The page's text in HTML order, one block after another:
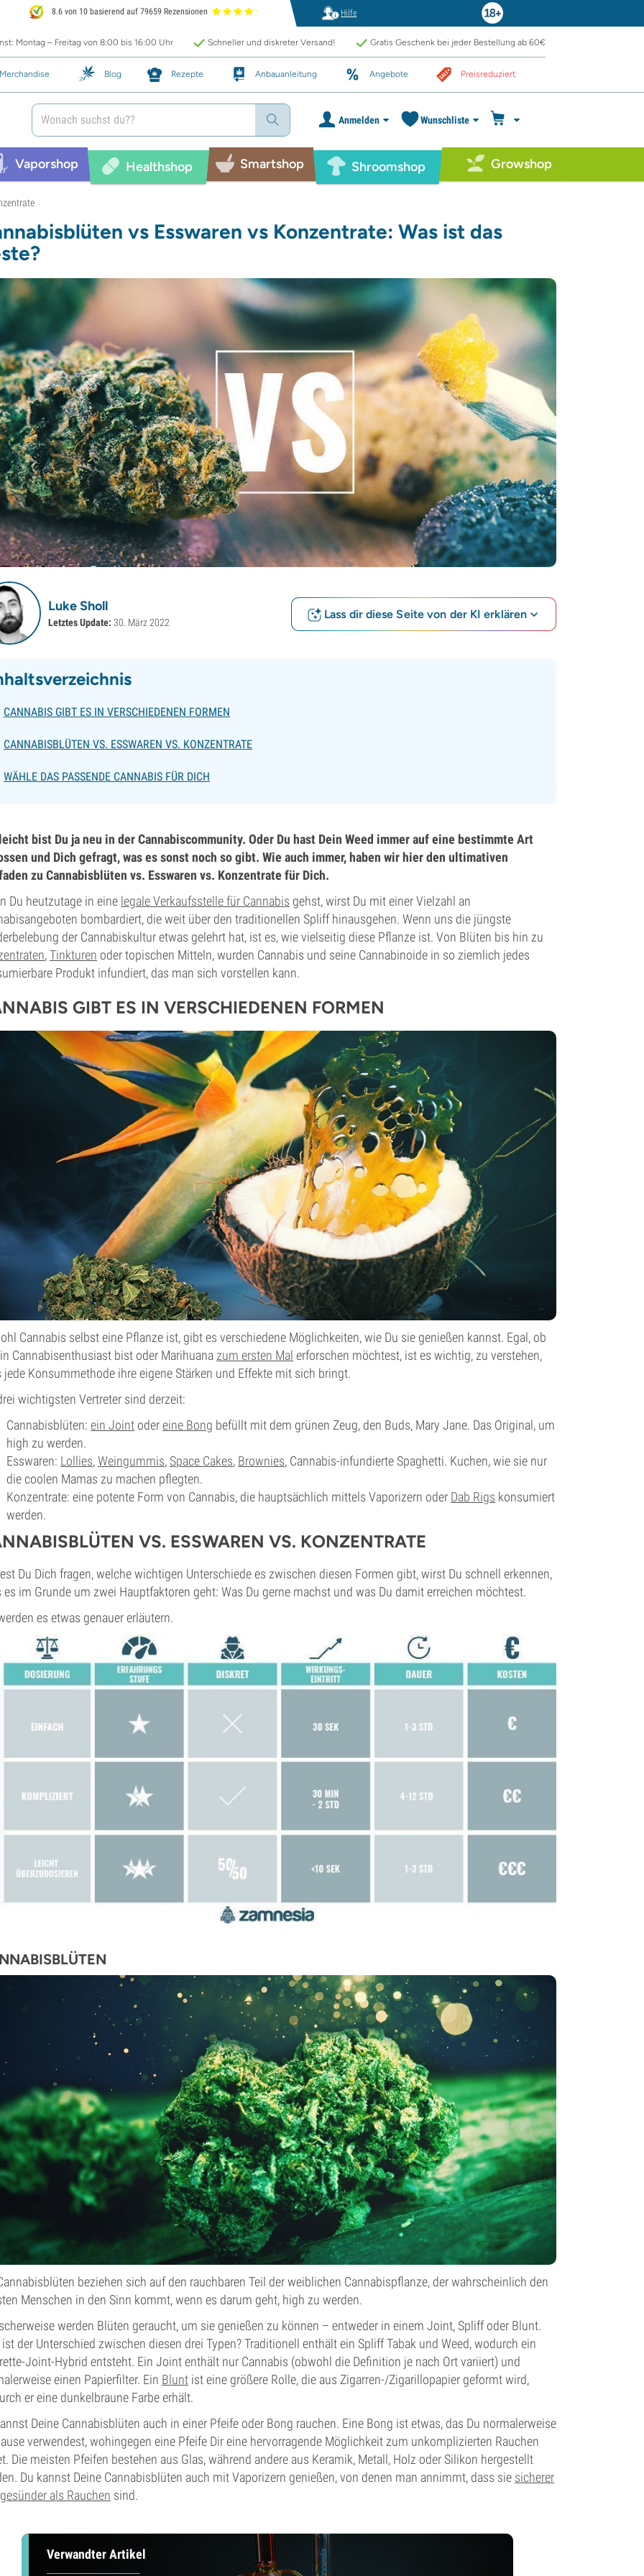
8.6 von 10 basierend auf 79659 Rezensionen Hilfe
Montag – Freitag von 8:00 bis 16:00 Uhr Schneller und diskreter Versand! Gratis Geschenk bei jeder Bestellung ab 60€
Merchandise Blog Rezepte Anbauanleitung Angebote Preisreduziert
Anmelden Wunschliste
Vaporshop Healthshop Smartshop Shroomshop Growshop
vs Esswaren vs Konzentrate: Was ist das
Luke Sholl
Letztes Update: 30. März 2022
Lass dir diese Seite von der KI erklären
CANNABIS GIBT ES IN VERSCHIEDENEN FORMEN
CANNABISBLÜTEN VS. ESSWAREN VS. KONZENTRATE
WÄHLE DAS PASSENDE CANNABIS FÜR DICH
bist Du ja neu in der Cannabiscommunity. Oder Du hast Dein Weed immer auf eine bestimmte Art
und Dich gefragt, was es sonst noch so gibt. Wie auch immer, haben wir hier den ultimativen
zu Cannabisblüten vs. Esswaren vs. Konzentrate für Dich.
Du heutzutage in eine legale Verkaufsstelle für Cannabis gehst, wirst Du mit einer Vielzahl an
bombardiert, die weit über den traditionellen Spliff hinausgehen. Wenn uns die jüngste
der Cannabiskultur etwas gelehrt hat, ist es, wie vielseitig diese Pflanze ist. Von Blüten bis hin zu
,Tinkturen oder topischen Mitteln, wurden Cannabis und seine Cannabinoide in so ziemlich jedes
Produkt infundiert, das man sich vorstellen kann.
GIBT ES IN VERSCHIEDENEN FORMEN
Cannabis selbst eine Pflanze ist, gibt es verschiedene Möglichkeiten, wie Du sie genießen kannst. Egal, ob
Cannabisenthusiast bist oder Marihuana zum ersten Mal erforschen möchtest, ist es wichtig, zu verstehen,
jede Konsummethode ihre eigene Stärken und Effekte mit sich bringt.
wichtigsten Vertreter sind derzeit:
Cannabisblüten: ein Joint odereine Bong befüllt mit dem grünen Zeug, den Buds, Mary Jane. Das Original, um
high zu werden.
Esswaren: Lollies,Weingummis, Space Cakes, Brownies, Cannabis-infundierte Spaghetti. Kuchen, wie sie nur
die coolen Mamas zu machen pflegten.
Konzentrate: eine potente Form von Cannabis, die hauptsächlich mittels Vaporizern oder Dab Rigs konsumiert
werden.
VS. ESSWAREN VS. KONZENTRATE
Du Dich fragen, welche wichtigen Unterschiede es zwischen diesen Formen gibt, wirst Du schnell erkennen,
es im Grunde um zwei Hauptfaktoren geht: Was Du gerne machst und was Du damit erreichen möchtest.
es etwas genauer erläutern.
beziehen sich auf den rauchbaren Teil der weiblichen Cannabispflanze, der wahrscheinlich den
Menschen in den Sinn kommt, wenn es darum geht, high zu werden.
werden Blüten geraucht, um sie genießen zu können – entweder in einem Joint, Spliff oder Blunt.
ist der Unterschied zwischen diesen drei Typen? Traditionell enthält ein Spliff Tabak und Weed, wodurch ein
Joint-Hybrid entsteht. Ein Joint enthält nur Cannabis (obwohl die Definition je nach Ort variiert) und
einen Papierfilter. Ein Blunt ist eine größere Rolle, die aus Zigarren-/Zigarillopapier geformt wird,
er eine dunkelbraune Farbe erhält.
Deine Cannabisblüten auch in einer Pfeife oder Bong rauchen. Eine Bong ist etwas, das Du normalerweise
verwendest, wohingegen eine Pfeife Dir eine hervorragende Möglichkeit zum unkomplizierten Rauchen
Die meisten Pfeifen bestehen aus Glas, während andere aus Keramik, Metall, Holz oder Silikon hergestellt
Du kannst Deine Cannabisblüten auch mit Vaporizern genießen, von denen man annimmt, dass sie sicherer
als Rauchen sind.
Verwandter Artikel